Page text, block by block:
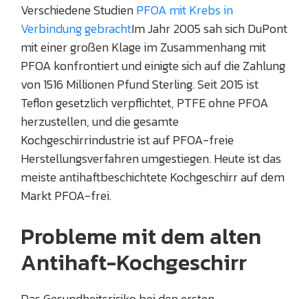
Verschiedene StudienPFOA mit Krebs in
Verbindung gebrachtIm Jahr 2005 sah sich DuPont
mit einer großen Klage im Zusammenhang mit
PFOA konfrontiert und einigte sich auf die Zahlung
von 1516 Millionen Pfund Sterling. Seit 2015 ist
Teflon gesetzlich verpflichtet, PTFE ohne PFOA
herzustellen, und die gesamte
Kochgeschirrindustrie ist auf PFOA-freie
Herstellungsverfahren umgestiegen. Heute ist das
meiste antihaftbeschichtete Kochgeschirr auf dem
Markt PFOA-frei.
Probleme mit dem alten
Antihaft-Kochgeschirr